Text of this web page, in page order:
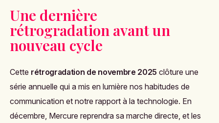
Une dernière
rétrogradation avant un
nouveau cycle
Cette rétrogradation de novembre 2025 clôture une
série annuelle qui a mis en lumière nos habitudes de
communication et notre rapport à la technologie. En
décembre, Mercure reprendra sa marche directe, et les